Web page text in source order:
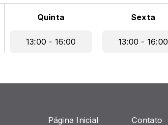
Quinta
13:00 - 16:00
Sexta
13:00 - 16:00
Página Inicial Contato